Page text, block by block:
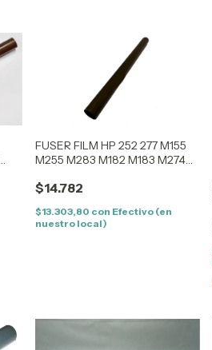
FUSER FILM HP 252 277 M155
M255 M283 M182 M183 M274N
277DW M577
$14.782
$13.303,80 con Efectivo (en
nuestro local)